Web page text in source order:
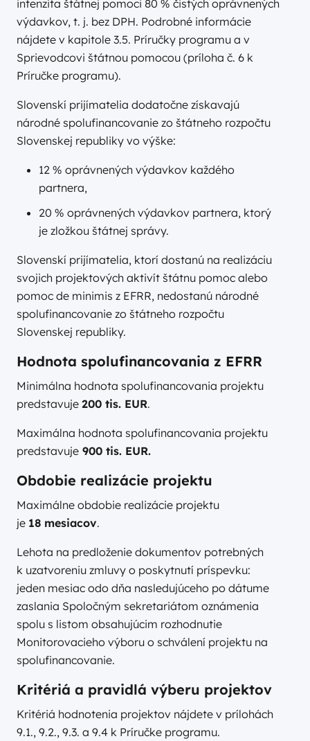
intenzita štátnej pomoci 80 % čistých oprávnených
výdavkov, t. j. bez DPH. Podrobné informácie
nájdete v kapitole 3.5. Príručky programu a v
Sprievodcovi štátnou pomocou (príloha č. 6 k
Príručke programu).
Slovenskí prijímatelia dodatočne získavajú
národné spolufinancovanie zo štátneho rozpočtu
Slovenskej republiky vo výške:
12 % oprávnených výdavkov každého
partnera,
20 % oprávnených výdavkov partnera, ktorý
je zložkou štátnej správy.
Slovenskí prijímatelia, ktorí dostanú na realizáciu
svojich projektových aktivít štátnu pomoc alebo
pomoc de minimis z EFRR, nedostanú národné
spolufinancovanie zo štátneho rozpočtu
Slovenskej republiky.
Hodnota spolufinancovania z EFRR
Minimálna hodnota spolufinancovania projektu
predstavuje 200 tis. EUR.
Maximálna hodnota spolufinancovania projektu
predstavuje 900 tis. EUR.
Obdobie realizácie projektu
Maximálne obdobie realizácie projektu
je 18 mesiacov.
Lehota na predloženie dokumentov potrebných
k uzatvoreniu zmluvy o poskytnutí príspevku:
jeden mesiac odo dňa nasledujúceho po dátume
zaslania Spoločným sekretariátom oznámenia
spolu s listom obsahujúcim rozhodnutie
Monitorovacieho výboru o schválení projektu na
spolufinancovanie.
Kritériá a pravidlá výberu projektov
Kritériá hodnotenia projektov nájdete v prílohách
9.1., 9.2., 9.3. a 9.4 k Príručke programu.